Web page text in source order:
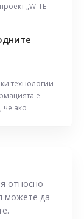
„W-TE
технологии
е
че ако
относно
можете да